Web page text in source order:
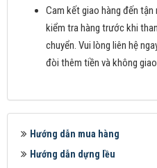
Cam kết giao hàng đến tận
kiểm tra hàng trước khi
chuyển. Vui lòng liên hệ
đòi thêm tiền và không
Hướng dẫn mua hàng
Hướng dẫn dựng lều